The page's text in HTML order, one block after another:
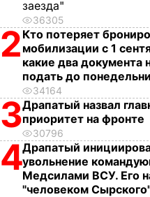
заезда"
36305
2 Кто потеряет
мобилизации с 1
какие два документа
подать до
34164
3Драпатый назвал
приоритет на фронте
30796
4Драпатый
увольнение
Медсилами ВСУ. Его
"человеком